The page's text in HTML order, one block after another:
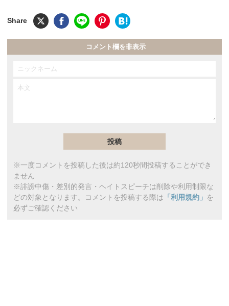
コメント欄を非表示
※一度コメントを投稿した後は約120秒間投稿することができ
ません
※誹謗中傷・差別的発言・ヘイトスピーチは削除や利用制限な
どの対象となります。コメントを投稿する際は 「利用規約」 を
必ずご確認ください